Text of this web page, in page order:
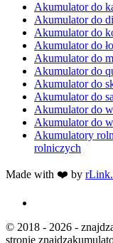
Akumulator do
Akumulator do
Akumulator do
Akumulator do
Akumulator do
Akumulator do
Akumulator do
Akumulator do
Akumulator do
Akumulator do
Akumulatory
rolniczych
Made with ❤️ by
© 2018 - 2026 -
stronie